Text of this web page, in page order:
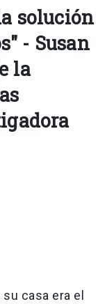
solución
- Susan
la
casa era el